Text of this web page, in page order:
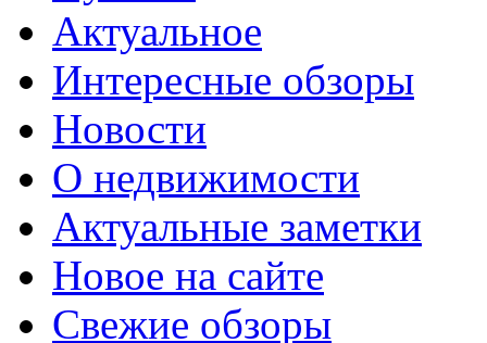
Актуальное
Интересные обзоры
Новости
О недвижимости
Актуальные заметки
Новое на сайте
Свежие обзоры